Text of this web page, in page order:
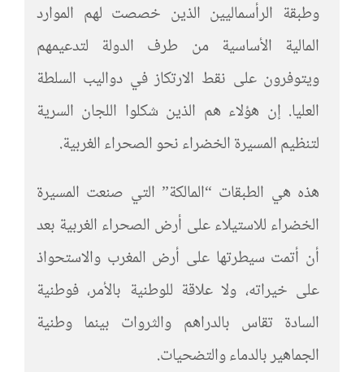
وطبقة الرأسماليين الذين خصصت لهم الموارد
المالية الأساسية من طرف الدولة لتدعيمهم
ويتوفرون على نقط الارتكاز في دواليب السلطة
العليا. إن هؤلاء هم الذين شكلوا اللجان السرية
لتنظيم المسيرة الخضراء نحو الصحراء الغربية.
هذه هي الطبقات “المالكة” التي صنعت المسيرة
الخضراء للاستيلاء على أرض الصحراء الغربية بعد
أن أتمت سيطرتها على أرض المغرب والاستحواذ
على خيراته، ولا علاقة للوطنية بالأمر، فوطنية
السادة تقاس بالدراهم والثروات بينما وطنية
الجماهير بالدماء والتضحيات.